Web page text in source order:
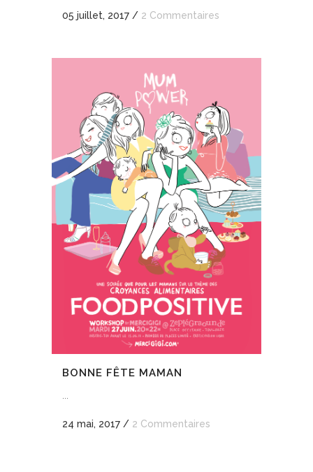
05 juillet, 2017 / 2 Commentaires
BONNE FÊTE MAMAN
24 mai, 2017 / 2 Commentaires